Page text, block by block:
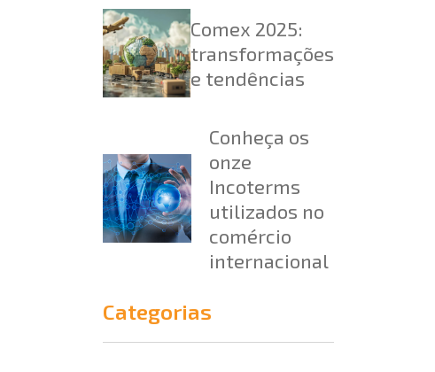
Comex 2025:
transformações
e tendências
Conheça os
onze
Incoterms
utilizados no
comércio
internacional
Categorias